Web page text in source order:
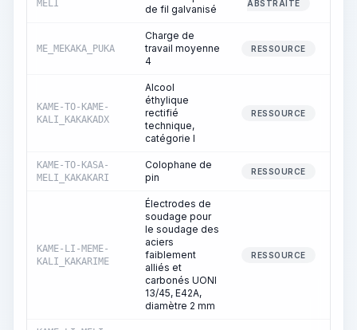
MELI
de fil galvanisé
ABSTRAITE
ME_MEKAKA_PUKA
Charge de
travail moyenne
4
RESSOURCE
KAME-TO-KAME-
KALI_KAKAKADX
Alcool
éthylique
rectifié
technique,
catégorie I
RESSOURCE
KAME-TO-KASA-
MELI_KAKAKARI
Colophane de
pin
RESSOURCE
KAME-LI-MEME-
KALI_KAKARIME
Électrodes de
soudage pour
le soudage des
aciers
faiblement
alliés et
carbonés UONI
13/45, E42A,
diamètre 2 mm
RESSOURCE